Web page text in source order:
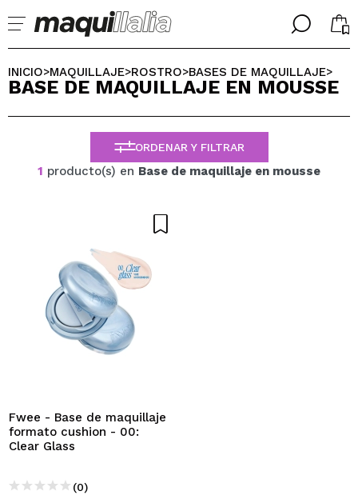
╳
Ya soy #maquilover, tengo cuenta
No tengo cuenta aquí
QUIERO REGISTRARME
tus compras rápidamente, revisar el estado de tus
pedidos y consultar tus operaciones anteriores.
╳
SELECCIONA TU IDIOMA
ESPAÑOL
ENGLISH
FRANCES
ALEMAN
INICIO>MAQUILLAJE>ROSTRO>BASES DE MAQUILLAJE>
BASE DE MAQUILLAJE EN MOUSSE
ORDENAR Y FILTRAR
1 producto(s) en Base de maquillaje en mousse
Fwee - Base de maquillaje
formato cushion - 00:
Clear Glass
(0)